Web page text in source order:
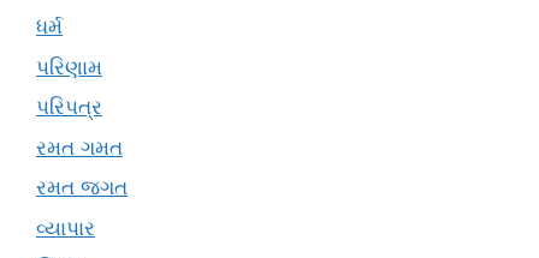
ધર્મ
પરિણામ
પરિપત્ર
રમત ગમત
રમત જગત
વ્યાપાર